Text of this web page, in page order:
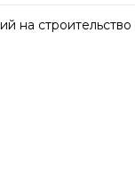
на строительство